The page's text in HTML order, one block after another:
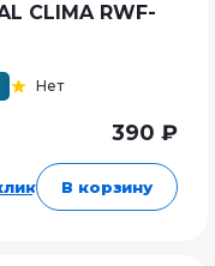
CLIMA RWF-
Нет
390 ₽
В корзину